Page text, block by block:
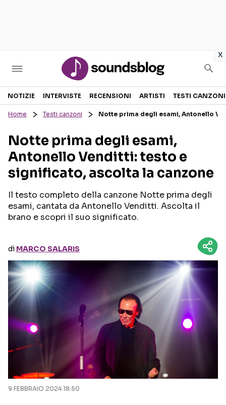
x
Sezioni
RECENSIONI MUSICALI
INTERVISTE
GOSSIP E CURIOSITÀ
TESTI CANZONI
TOUR ED EVENTI
TALENT SHOW
Seguici sui social
NOTIZIE INTERVISTE RECENSIONI ARTISTI TESTI CANZONI
Home Testi canzoni Notte prima degli esami, Antonello
Notte prima degli esami,
Antonello Venditti: testo e
significato, ascolta la canzone
Il testo completo della canzone Notte prima degli
esami, cantata da Antonello Venditti. Ascolta il
brano e scopri il suo significato.
di MARCO SALARIS
9 FEBBRAIO 2024 18:50